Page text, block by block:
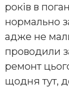
років в
нормально
адже не
проводили
ремонт
щодня тут,